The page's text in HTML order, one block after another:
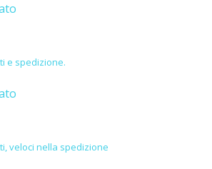
e spedizione.
veloci nella spedizione